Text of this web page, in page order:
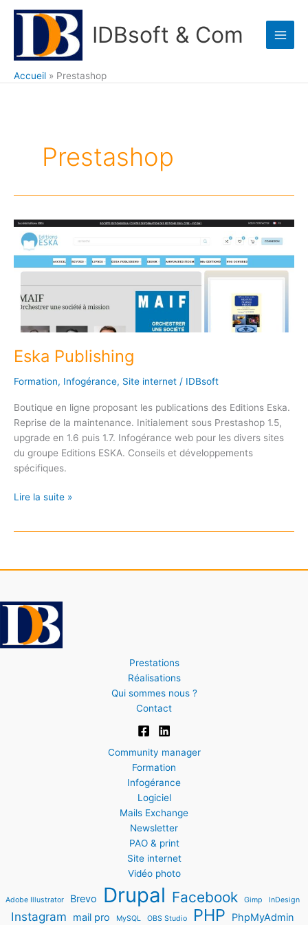
IDBsoft & Com
Accueil Prestashop
Prestashop
Eska Publishing
Formation, Infogérance, Site internet / IDBsoft
Boutique en ligne proposant les publications des Editions Eska.
Reprise de la maintenance. Initialement sous Prestashop 1.5,
upgrade en 1.6 puis 1.7. Infogérance web pour les divers sites
du groupe Editions ESKA. Conseils et développements
spécifiques.
Eska
Lire la suite »
Prestations
Réalisations
Qui sommes nous ?
Contact
Community manager
Formation
Infogérance
Logiciel
Mails Exchange
Newsletter
PAO & print
Site internet
Vidéo photo
Adobe Illustrator Brevo Drupal Facebook Gimp InDesign
Instagram mail pro MySQL OBS Studio PHP PhpMyAdmin